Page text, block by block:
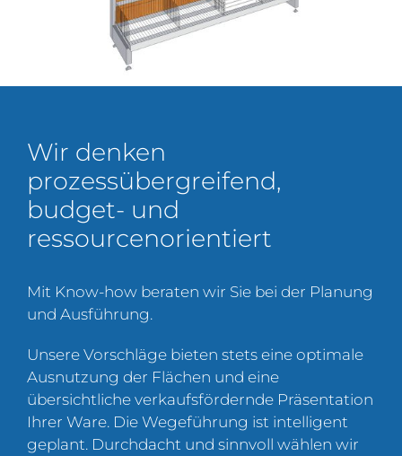
Wir denken
prozessübergreifend,
budget- und
ressourcenorientiert
Mit Know-how beraten wir Sie bei der Planung
und Ausführung.
Unsere Vorschläge bieten stets eine optimale
Ausnutzung der Flächen und eine
übersichtliche verkaufsfördernde Präsentation
Ihrer Ware. Die Wegeführung ist intelligent
geplant. Durchdacht und sinnvoll wählen wir